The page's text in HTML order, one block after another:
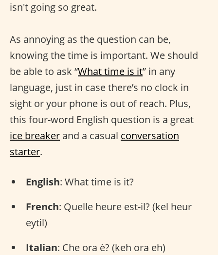
isn't going so great.
As annoying as the question can be,
knowing the time is important. We should
be able to ask “What time is it” in any
language, just in case there’s no clock in
sight or your phone is out of reach. Plus,
this four-word English question is a great
ice breaker and a casual conversation
starter.
English: What time is it?
French: Quelle heure est-il? (kel heur
eytil)
Italian: Che ora è? (keh ora eh)